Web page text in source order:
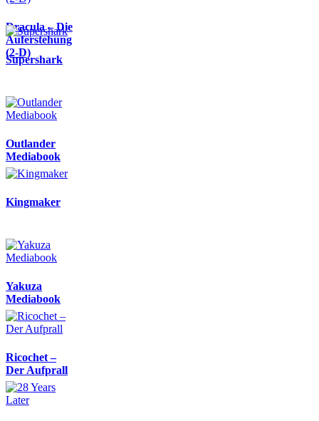
Dracula – Die
Auferstehung
(2-D)
Supershark
Outlander
Mediabook
Kingmaker
Yakuza
Mediabook
Ricochet –
Der Aufprall